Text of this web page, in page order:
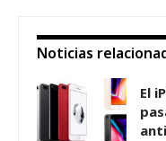
Noticias
El